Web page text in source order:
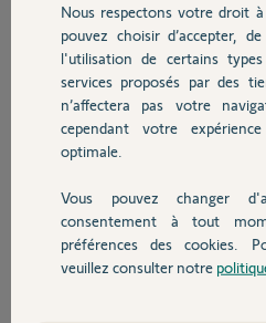
Chauffage
Autres produits
Devis avec un pro
Contact
Participer au
Réponses
Dispo sur sites spécialisés en ligne.
Tapez "kit barre palpeuse somfy"
navigateur et vous n'aurez que
Bonne journée à vous.
Nous respectons votre droit
pouvez choisir d’accepter,
l'utilisation de certains
services proposés par des
n’affectera pas votre
cependant votre
optimale.
Vous pouvez changer
consentement à tout
préférences des cookies.
veuillez consulter notre